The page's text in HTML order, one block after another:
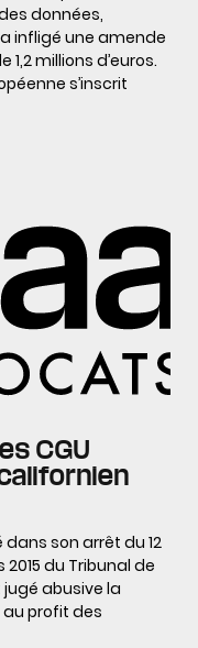
données,
a infligé une amende
millions d’euros.
s’inscrit
CGU
dans son arrêt du 12
2015 du Tribunal de
abusive la
profit des